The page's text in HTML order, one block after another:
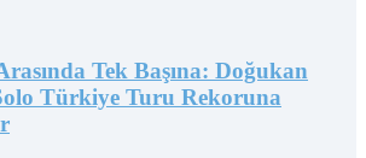
Tek Başına: Doğukan
Türkiye Turu Rekoruna